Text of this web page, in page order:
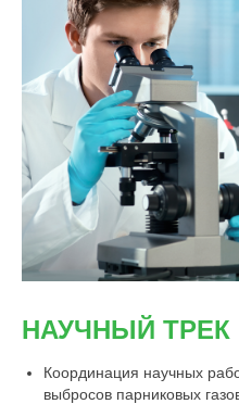
НАУЧНЫЙ ТРЕК
Координация научных
выбросов парниковых